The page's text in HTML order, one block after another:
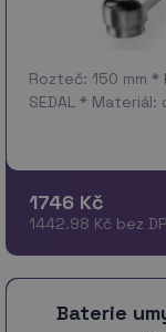
Rozteč: 150 mm *
SEDAL * Materiál:
1746 Kč
1442.98 Kč bez
Baterie